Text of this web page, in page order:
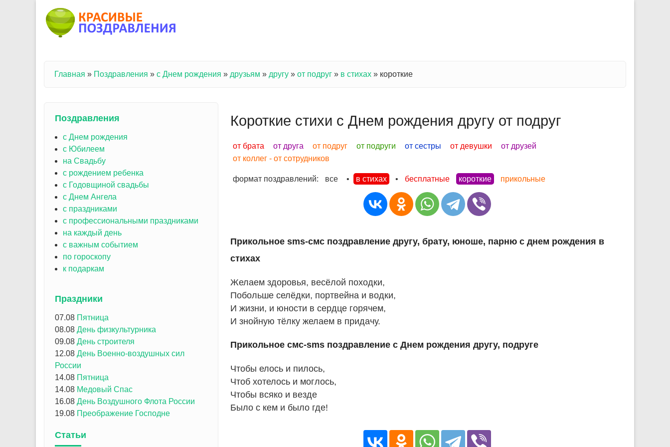
Вы здесь
Главная » Поздравления » с Днем рождения » друзьям » другу » от подруг » в стихах » короткие
Короткие стихи с Днем рождения другу от подруг
от брата от друга от подруг от подруги от сестры от девушки
от друзей
от коллег - от сотрудников
формат поздравлений: все • в стихах • бесплатные короткие прикольные
Прикольное sms-смс поздравление другу, брату, юноше, парню с днем рождения в
стихах
Желаем здоровья, весёлой походки,
Побольше селёдки, портвейна и водки,
И жизни, и юности в сердце горячем,
И знойную тёлку желаем в придачу.
Прикольное смс-sms поздравление с Днем рождения другу, подруге
Чтобы елось и пилось,
Чтоб хотелось и моглось,
Чтобы всяко и везде
Было с кем и было где!
Поздравления
с Днем рождения
с Юбилеем
на Свадьбу
с рождением ребенка
с Годовщиной свадьбы
с Днем Ангела
с праздниками
с профессиональными праздниками
на каждый день
с важным событием
по гороскопу
к подаркам
Праздники
07.08 Пятница
08.08 День физкультурника
09.08 День строителя
12.08 День Военно-воздушных сил
России
14.08 Пятница
14.08 Медовый Спас
16.08 День Воздушного Флота России
19.08 Преображение Господне
Статьи